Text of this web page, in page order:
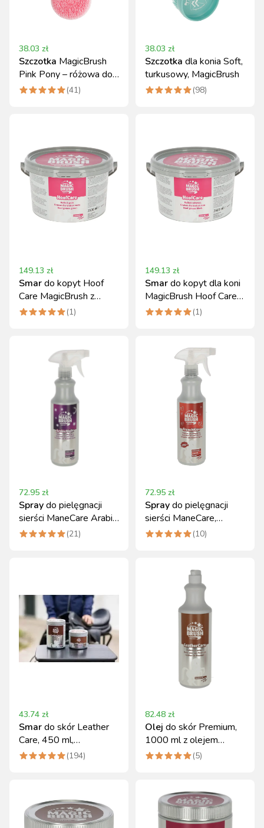
38.03 zł
Szczotka MagicBrush
Pink Pony – różowa do
pielęgnacji konia
(41)
38.03 zł
Szczotka dla konia Soft,
turkusowy, MagicBrush
(98)
149.13 zł
Smardo kopyt Hoof
Care MagicBrush z
ekstraktem lauru
(1)
149.13 zł
Smardo kopyt dla koni
MagicBrush Hoof Care
2500 ml
(1)
72.95 zł
Spraydo pielęgnacji
sierści ManeCare Arabic
Nights, 500 ml
(21)
72.95 zł
Spraydo pielęgnacji
sierści ManeCare,
French Kiss, 500 ml
(10)
43.74 zł
Smardo skór Leather
Care, 450 ml,
MagicBrush(194)
82.48 zł
Olej do skór Premium,
1000 ml z olejem
makadamia MagicBrush
(5)